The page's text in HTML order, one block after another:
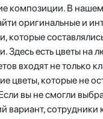
композиции. В нашем
оригинальные и
которые
Здесь есть цветы на
входят не только
цветы, которые не
вы не смогли
вариант, сотрудники